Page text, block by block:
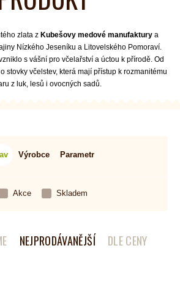
zlata zKubešovy medové manufakturya
Nízkého Jeseníku a Litovelského Pomoraví.
s vášní pro včelařství a úctou k přírodě. Od
stovky včelstev, která mají přístup k rozmanitému
z luk, lesů i ovocných sadů.
Výrobce Parametr
Akce Skladem
NEJPRODÁVANĚJŠÍ DLE CENY